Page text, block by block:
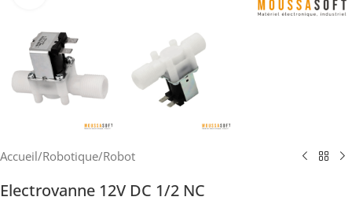
Accueil/Robotique/Robot
Electrovanne 12V DC 1/2 NC